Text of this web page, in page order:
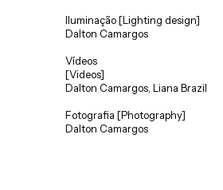
Iluminação [Lighting design]
Dalton Camargos
Vídeos
[Videos]
Dalton Camargos, Liana Brazil
Fotografia [Photography]
Dalton Camargos